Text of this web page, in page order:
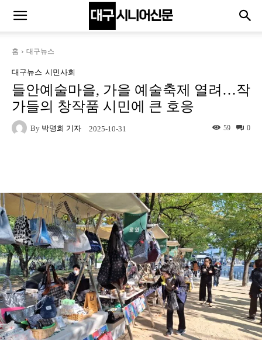
홈 대구뉴스
대구뉴스 시민사회
들안예술마을, 가을 예술축제 열려…작
가들의 창작품 시민에 큰 호응
By 박명희 기자 2025-10-31 0
59